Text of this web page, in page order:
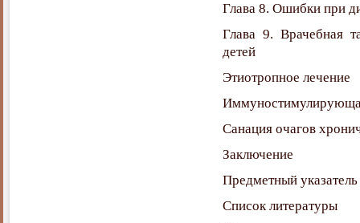
Глава 8. Ошибки при
Глава 9. Врачебная
детей
Этиотропное лечение
Санация очагов
Заключение
Предметный указатель
Список литературы